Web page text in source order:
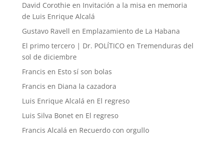
David Corothie en Invitación a la misa en memoria
de Luis Enrique Alcalá
Gustavo Ravell en Emplazamiento de La Habana
El primo tercero | Dr. POLÍTICO en Tremenduras del
sol de diciembre
Francis en Esto sí son bolas
Francis en Diana la cazadora
Luis Enrique Alcalá en El regreso
Luis Silva Boneten El regreso
Francis Alcalá en Recuerdo con orgullo